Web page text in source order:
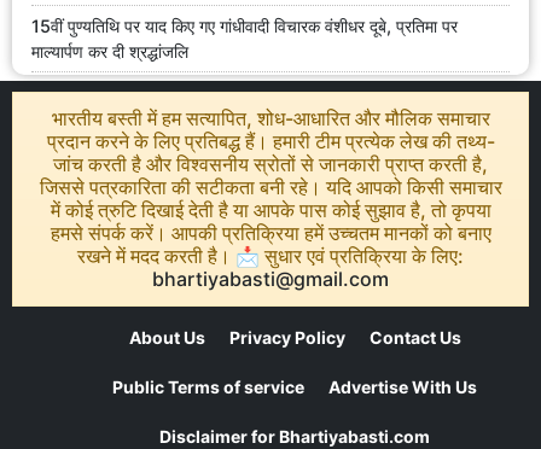
15वीं पुण्यतिथि पर याद किए गए गांधीवादी विचारक वंशीधर दूबे, प्रतिमा पर
माल्यार्पण कर दी श्रद्धांजलि
भारतीय बस्ती में हम सत्यापित, शोध-आधारित और मौलिक समाचार
प्रदान करने के लिए प्रतिबद्ध हैं। हमारी टीम प्रत्येक लेख की तथ्य-
जांच करती है और विश्वसनीय स्रोतों से जानकारी प्राप्त करती है,
जिससे पत्रकारिता की सटीकता बनी रहे। यदि आपको किसी समाचार
में कोई त्रुटि दिखाई देती है या आपके पास कोई सुझाव है, तो कृपया
हमसे संपर्क करें। आपकी प्रतिक्रिया हमें उच्चतम मानकों को बनाए
रखने में मदद करती है। 📩 सुधार एवं प्रतिक्रिया के लिए:
bhartiyabasti@gmail.com
About Us Privacy Policy Contact Us
Public Terms of service Advertise With Us
Disclaimer for Bhartiyabasti.com